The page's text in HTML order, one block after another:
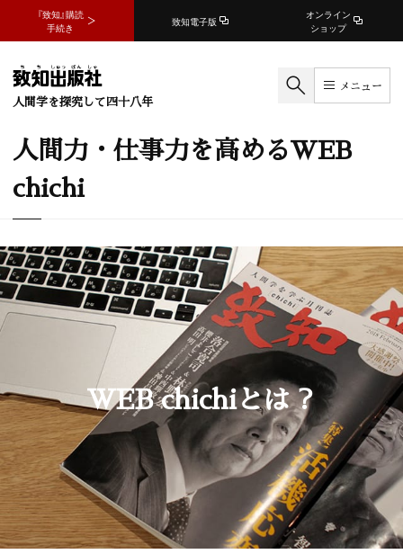
『致知』購読
手続き
致知電子版
オンライン
ショップ
人間学を探究して四十八年
メニュー
人間力・仕事力を高めるWEB
chichi
WEB chichiとは？